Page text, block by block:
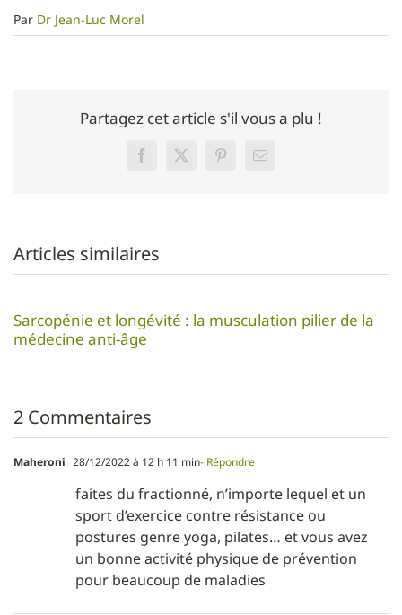
Par Dr Jean-Luc Morel
Partagez cet article s'il vous a plu !
FacebookTwitterPinterestEmail
Articles similaires
Sarcopénie et longévité : la musculation pilier de la
médecine anti-âge
2 Commentaires
Maheroni 28/12/2022 à 12 h 11 min- Répondre
faites du fractionné, n’importe lequel et un
sport d’exercice contre résistance ou
postures genre yoga, pilates… et vous avez
un bonne activité physique de prévention
pour beaucoup de maladies